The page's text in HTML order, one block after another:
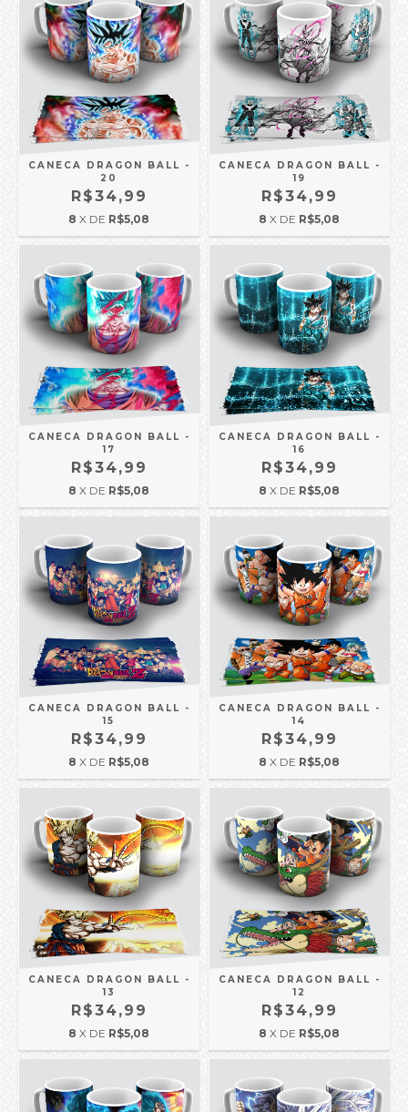
CANECA DRAGON BALL -
20
R$34,99
8 X DE R$5,08
CANECA DRAGON BALL -
19
R$34,99
8 X DE R$5,08
CANECA DRAGON BALL -
17
R$34,99
8 X DE R$5,08
CANECA DRAGON BALL -
16
R$34,99
8 X DE R$5,08
CANECA DRAGON BALL -
15
R$34,99
8 X DE R$5,08
CANECA DRAGON BALL -
14
R$34,99
8 X DE R$5,08
CANECA DRAGON BALL -
13
R$34,99
8 X DE R$5,08
CANECA DRAGON BALL -
12
R$34,99
8 X DE R$5,08